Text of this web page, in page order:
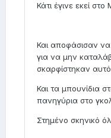
Κάτι έγινε εκεί
Και αποφάσισαν
για να μην
σκαρφίστηκαν
Και τα μπουνίδια
πανηγύρια στο
Στημένο σκηνικό